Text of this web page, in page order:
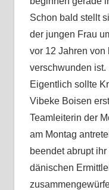
Schon bald stellt
der jungen Frau
vor 12 Jahren von
verschwunden ist.
Eigentlich sollte
Vibeke Boisen
Teamleiterin der
am Montag
beendet abrupt
dänischen